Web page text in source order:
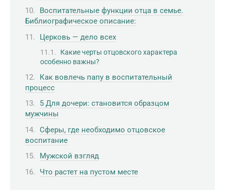
Воспитательные функции отца в семье.
Библиографическое описание:
Церковь — дело всех
Какие черты отцовского характера
особенно важны?
Как вовлечь папу в воспитательный
процесс
5 Для дочери: становится образцом
мужчины
Сферы, где необходимо отцовское
воспитание
Мужской взгляд
Что растет на пустом месте